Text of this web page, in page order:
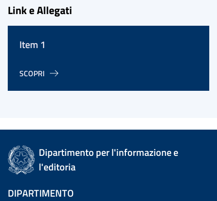
Link e Allegati
Item 1
SCOPRI
Dipartimento per l'informazione e
l'editoria
DIPARTIMENTO